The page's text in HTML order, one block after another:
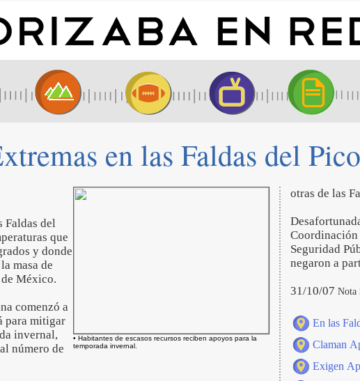
en las Faldas del
• Habitantes de escasos recursos reciben apoyos para la
temporada invernal.
Faldas del
que
y donde
masa de
México.
comenzó a
para mitigar
invernal,
número de
otras de las
Coordinación
Seguridad
negaron a
31/10/07 Nota
En las
Claman
Exigen